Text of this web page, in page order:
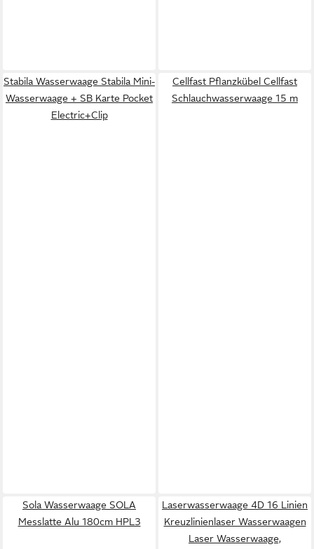
Stabila Wasserwaage Stabila Mini-
Wasserwaage + SB Karte Pocket
Electric+Clip
Cellfast Pflanzkübel Cellfast
Schlauchwasserwaage 15 m
Sola Wasserwaage SOLA
Messlatte Alu 180cm HPL3
Laserwasserwaage 4D 16 Linien
Kreuzlinienlaser Wasserwaagen
Laser Wasserwaage,